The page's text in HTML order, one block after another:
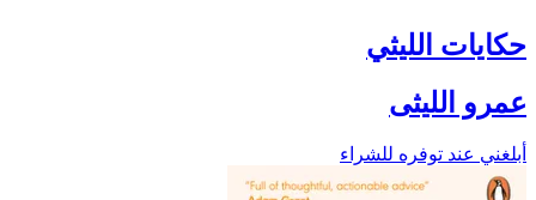
حكايات الليثي
عمرو الليثى
أبلغني عند توفره للشراء